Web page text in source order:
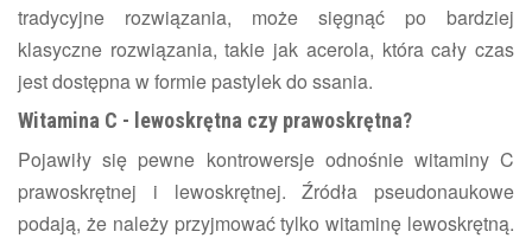
tradycyjne rozwiązania, może sięgnąć po bardziej
klasyczne rozwiązania, takie jak acerola, która cały czas
jest dostępna w formie pastylek do ssania.
Witamina C - lewoskrętna czy prawoskrętna?
Pojawiły się pewne kontrowersje odnośnie witaminy C
prawoskrętnej i lewoskrętnej. Źródła pseudonaukowe
podają, że należy przyjmować tylko witaminę lewoskrętną.